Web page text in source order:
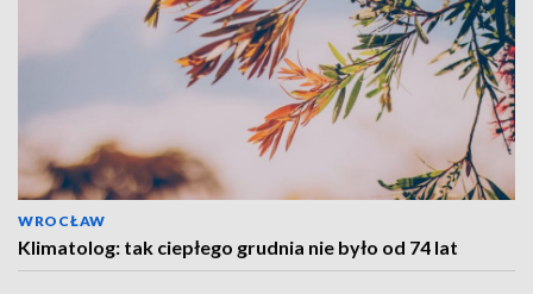
WROCŁAW
Klimatolog: tak ciepłego grudnia nie było od 74 lat